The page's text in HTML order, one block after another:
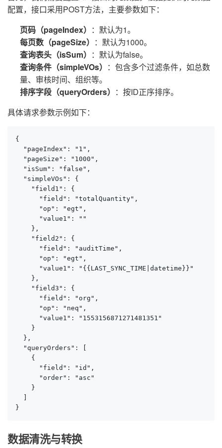
配置，接口采用POST方法，主要参数如下：
页码（pageIndex） ：默认为1。
每页数（pageSize） ：默认为1000。
查询表头（isSum） ：默认为false。
查询条件（simpleVOs） ：包含多个过滤条件，如总数
量、审核时间、组织等。
排序字段（queryOrders） ：按ID正序排序。
具体请求参数示例如下：
{
  "pageIndex": "1",
  "pageSize": "1000",
  "isSum": "false",
  "simpleVOs": {
    "field1": {
      "field": "totalQuantity",
      "op": "egt",
      "value1": ""
    },
    "field2": {
      "field": "auditTime",
      "op": "egt",
      "value1": "{{LAST_SYNC_TIME|datetime}}"
    },
    "field3": {
      "field": "org",
      "op": "neq",
      "value1": "1553156871271481351"
    }
  },
  "queryOrders": [
    {
      "field": "id",
      "order": "asc"
    }
}
数据清洗与转换